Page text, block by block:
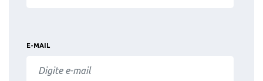
E-MAIL